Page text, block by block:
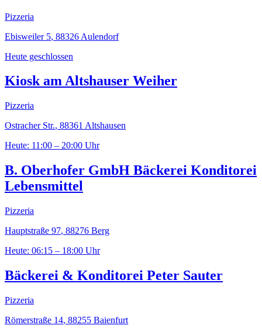
Pizzeria
Ebisweiler 5, 88326 Aulendorf
Heute geschlossen
Kiosk am Altshauser Weiher
Pizzeria
Ostracher Str., 88361 Altshausen
Heute: 11:00 – 20:00 Uhr
B. Oberhofer GmbH Bäckerei Konditorei
Lebensmittel
Pizzeria
Hauptstraße 97, 88276 Berg
Heute: 06:15 – 18:00 Uhr
Bäckerei & Konditorei Peter Sauter
Pizzeria
Römerstraße 14, 88255 Baienfurt